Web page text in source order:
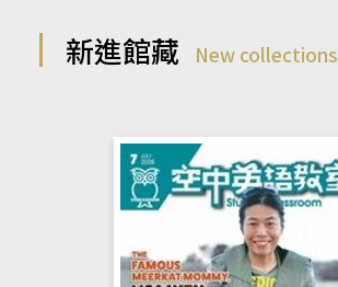
新進館藏 New collections